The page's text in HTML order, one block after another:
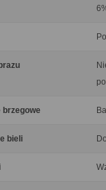
brzegowe
bieli